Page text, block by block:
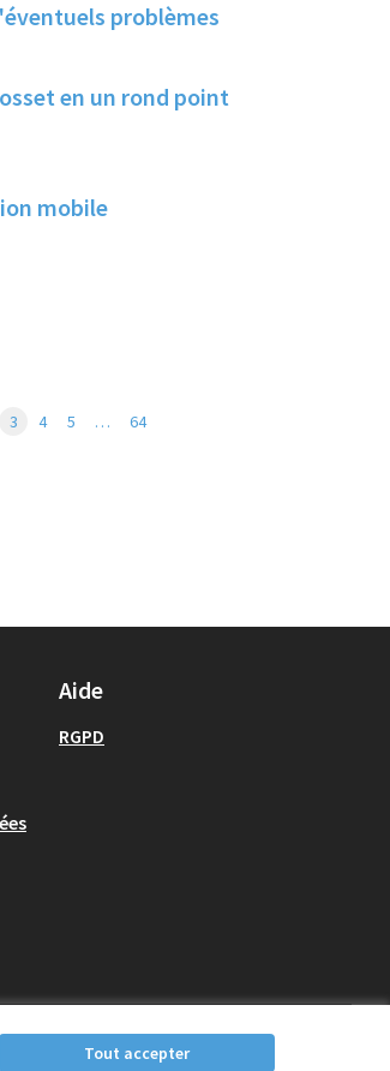
Tout accepter
problèmes
en un rond point
mobile
3 4 5 …
64
Aide
RGPD